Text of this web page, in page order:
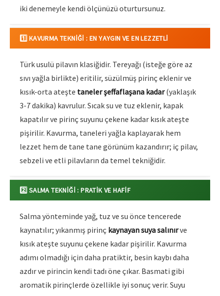
iki denemeyle kendi ölçünüzü oturtursunuz.
1️⃣ KAVURMA TEKNIĞI : EN YAYGIN VE EN LEZZETLI
Türk usulü pilavın klasiğidir. Tereyağı (isteğe göre az
sıvı yağla birlikte) eritilir, süzülmüş pirinç eklenir ve
kısık-orta ateşte taneler şeffaflaşana kadar(yaklaşık
3-7 dakika) kavrulur. Sıcak su ve tuz eklenir, kapak
kapatılır ve pirinç suyunu çekene kadar kısık ateşte
pişirilir. Kavurma, taneleri yağla kaplayarak hem
lezzet hem de tane tane görünüm kazandırır; iç pilav,
sebzeli ve etli pilavların da temel tekniğidir.
2️⃣ SALMA TEKNIĞI : PRATIK VE HAFIF
Salma yönteminde yağ, tuz ve su önce tencerede
kaynatılır; yıkanmış pirinç kaynayan suya salınırve
kısık ateşte suyunu çekene kadar pişirilir. Kavurma
adımı olmadığı için daha pratiktir, besin kaybı daha
azdır ve pirincin kendi tadı öne çıkar. Basmati gibi
aromatik pirinçlerde özellikle iyi sonuç verir. Suyu